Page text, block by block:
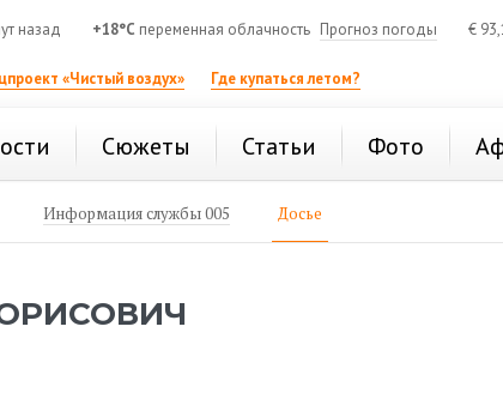
назад +18°C переменная облачность Прогноз погоды €
«Чистый воздух» Где купаться летом?
Сюжеты Статьи Фото
Информация службы 005 Досье